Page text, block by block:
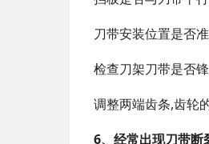
刀带安装位置是否
检查刀架刀带是否
调整两端齿条,齿轮
6、经常出现刀带断